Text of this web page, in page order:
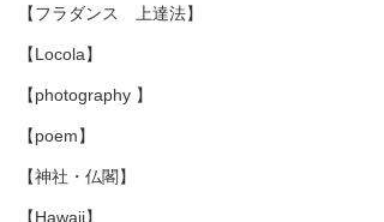
【フラダンス 上達法】
【Locola】
【photography 】
【poem】
【神社・仏閣】
【Hawaii】